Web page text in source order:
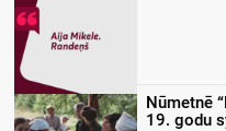
Nūmetnē
19. godu